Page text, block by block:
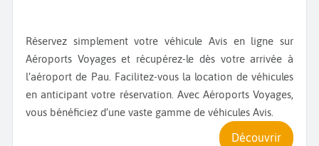
Réservez simplement votre véhicule Avis en ligne sur
Aéroports Voyages et récupérez-le dès votre arrivée à
l’aéroport de Pau. Facilitez-vous la location de véhicules
en anticipant votre réservation. Avec Aéroports Voyages,
vous bénéficiez d’une vaste gamme de véhicules Avis.
Découvrir